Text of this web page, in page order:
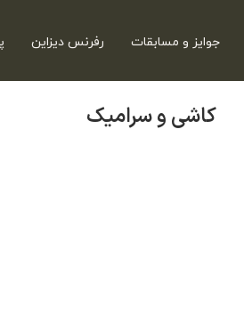
جوایز و مسابقات رفرنس دیزاین
کاشی و سرامیک